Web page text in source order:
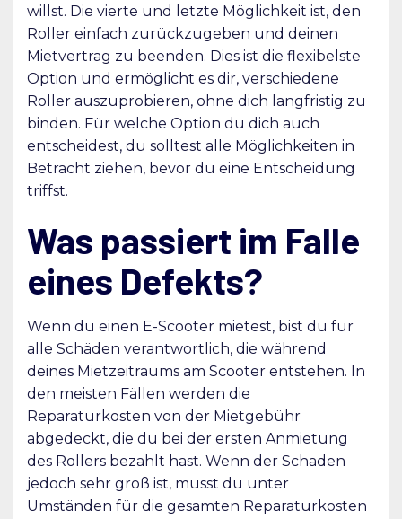
willst. Die vierte und letzte Möglichkeit ist, den
Roller einfach zurückzugeben und deinen
Mietvertrag zu beenden. Dies ist die flexibelste
Option und ermöglicht es dir, verschiedene
Roller auszuprobieren, ohne dich langfristig zu
binden. Für welche Option du dich auch
entscheidest, du solltest alle Möglichkeiten in
Betracht ziehen, bevor du eine Entscheidung
triffst.
Was passiert im Falle
eines Defekts?
Wenn du einen E-Scooter mietest, bist du für
alle Schäden verantwortlich, die während
deines Mietzeitraums am Scooter entstehen. In
den meisten Fällen werden die
Reparaturkosten von der Mietgebühr
abgedeckt, die du bei der ersten Anmietung
des Rollers bezahlt hast. Wenn der Schaden
jedoch sehr groß ist, musst du unter
Umständen für die gesamten Reparaturkosten